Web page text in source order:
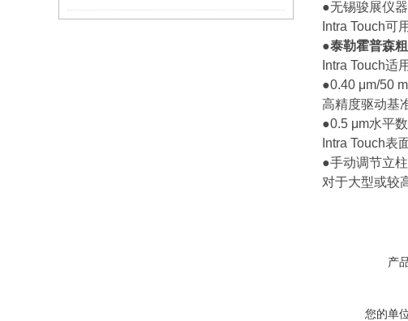
●无锡骏展仪
Intra Touch可
●泰勒霍普森
Intra Touch适
●0.40 μm/50
高精度驱动基
●0.5 μm水平
Intra Touch表
●手动调节立柱
对于大型或较
产
您的单